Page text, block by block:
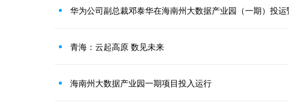
青海：云起高原 数见未来
海南州大数据产业园一期项目投入运行